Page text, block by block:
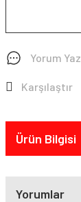
Yorum Yaz
Karşılaştır
Ürün Bilgisi
Yorumlar